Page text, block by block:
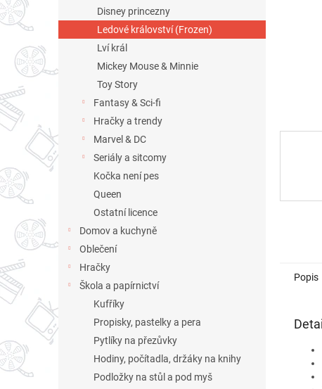
e
l
Disney princezny
Ledové království (Frozen)
Lví král
Mickey Mouse & Minnie
Toy Story
Fantasy & Sci-fi
Hračky a trendy
Marvel & DC
Seriály a sitcomy
Kočka není pes
Queen
Ostatní licence
Domov a kuchyně
Oblečení
Hračky
Škola a papírnictví
Kufříky
Propisky, pastelky a pera
Pytlíky na přezůvky
Hodiny, počítadla, držáky na knihy
Podložky na stůl a pod myš
Popis